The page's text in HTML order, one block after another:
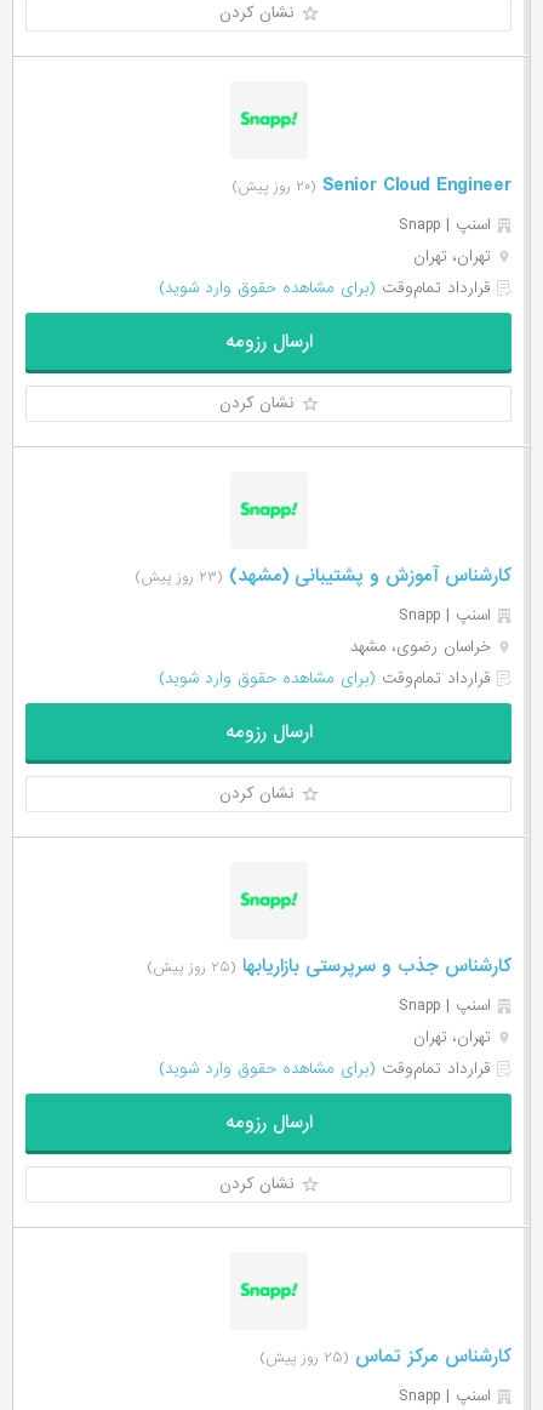
نشان کردن
Senior Cloud Engineer (۲۰ روز پیش)
اسنپ | Snapp
تهران، تهران
قرارداد تمام‌وقت (برای مشاهده حقوق وارد شوید)
ارسال رزومه
نشان کردن
کارشناس آموزش و پشتیبانی (مشهد) (۲۳ روز پیش)
اسنپ | Snapp
خراسان رضوی، مشهد
قرارداد تمام‌وقت (برای مشاهده حقوق وارد شوید)
ارسال رزومه
نشان کردن
کارشناس جذب و سرپرستی بازاریابها (۲۵ روز پیش)
اسنپ | Snapp
تهران، تهران
قرارداد تمام‌وقت (برای مشاهده حقوق وارد شوید)
ارسال رزومه
نشان کردن
کارشناس مرکز تماس (۲۵ روز پیش)
اسنپ | Snapp